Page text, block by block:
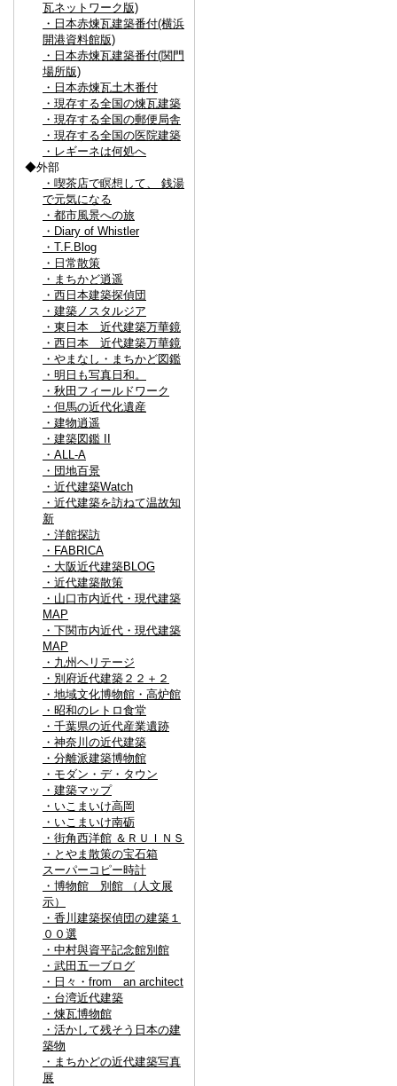
瓦ネットワーク版)
・日本赤煉瓦建築番付(横浜
開港資料館版)
・日本赤煉瓦建築番付(関門
場所版)
・日本赤煉瓦土木番付
・現存する全国の煉瓦建築
・現存する全国の郵便局舎
・現存する全国の医院建築
・レギーネは何処へ
◆外部
・喫茶店で瞑想して、 銭湯
で元気になる
・都市風景への旅
・Diary of Whistler
・T.F.Blog
・日常散策
・まちかど逍遥
・西日本建築探偵団
・建築ノスタルジア
・東日本 近代建築万華鏡
・西日本 近代建築万華鏡
・やまなし・まちかど図鑑
・明日も写真日和。
・秋田フィールドワーク
・但馬の近代化遺産
・建物逍遥
・建築図鑑 II
・ALL-A
・団地百景
・近代建築Watch
・近代建築を訪ねて温故知
新
・洋館探訪
・FABRICA
・大阪近代建築BLOG
・近代建築散策
・山口市内近代・現代建築
MAP
・下関市内近代・現代建築
MAP
・九州ヘリテージ
・別府近代建築２２＋２
・地域文化博物館・高炉館
・昭和のレトロ食堂
・千葉県の近代産業遺跡
・神奈川の近代建築
・分離派建築博物館
・モダン・デ・タウン
・建築マップ
・いこまいけ高岡
・いこまいけ南砺
・街角西洋館 ＆ＲＵＩＮＳ
・とやま散策の宝石箱
スーパーコピー時計
・博物館 別館 （人文展
示）
・香川建築探偵団の建築１
００選
・中村與資平記念館別館
・武田五一ブログ
・日々・from an architect
・台湾近代建築
・煉瓦博物館
・活かして残そう日本の建
築物
・まちかどの近代建築写真
展